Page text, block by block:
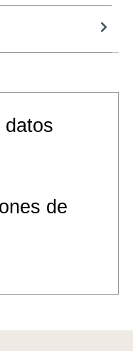
datos
de